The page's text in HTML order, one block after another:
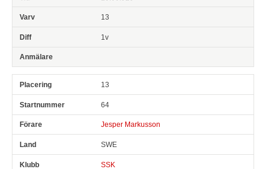
13
1v
13
64
Jesper Markusson
SWE
SSK